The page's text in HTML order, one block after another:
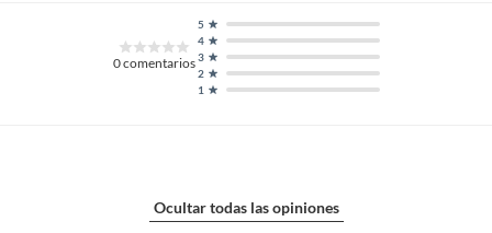
0comentarios
1
2
3
4
5
Ocultar todas las opiniones